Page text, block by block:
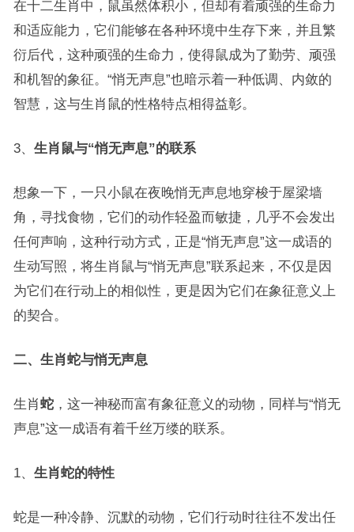
在十二生肖中，鼠虽然体积小，但却有着顽强的生命力
和适应能力，它们能够在各种环境中生存下来，并且繁
衍后代，这种顽强的生命力，使得鼠成为了勤劳、顽强
和机智的象征。“悄无声息”也暗示着一种低调、内敛的
智慧，这与生肖鼠的性格特点相得益彰。
3、 生肖鼠与“悄无声息”的联系
想象一下，一只小鼠在夜晚悄无声息地穿梭于屋梁墙
角，寻找食物，它们的动作轻盈而敏捷，几乎不会发出
任何声响，这种行动方式，正是“悄无声息”这一成语的
生动写照，将生肖鼠与“悄无声息”联系起来，不仅是因
为它们在行动上的相似性，更是因为它们在象征意义上
的契合。
二、生肖蛇与悄无声息
生肖蛇，这一神秘而富有象征意义的动物，同样与“悄无
声息”这一成语有着千丝万缕的联系。
1、 生肖蛇的特性
蛇是一种冷静、沉默的动物，它们行动时往往不发出任